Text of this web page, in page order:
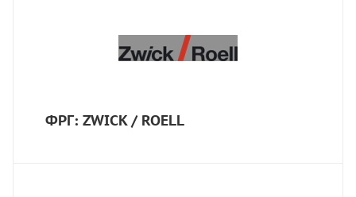
ФРГ: ZWICK / ROELL